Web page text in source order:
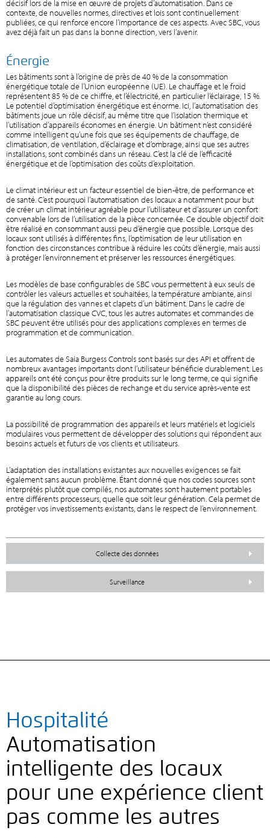
décisif lors de la mise en œuvre de projets d’automatisation. Dans ce
contexte, de nouvelles normes, directives et lois sont continuellement
publiées, ce qui renforce encore l’importance de ces aspects. Avec SBC, vous
avez déjà fait un pas dans la bonne direction, vers l’avenir.
Énergie
Les bâtiments sont à l’origine de près de 40 % de la consommation
énergétique totale de l’Union européenne (UE). Le chauffage et le froid
représentent 85 % de ce chiffre, et l’électricité, en particulier l’éclairage, 15 %.
Le potentiel d’optimisation énergétique est énorme. Ici, l’automatisation des
bâtiments joue un rôle décisif, au même titre que l’isolation thermique et
l’utilisation d’appareils économes en énergie. Un bâtiment n’est considéré
comme intelligent qu’une fois que ses équipements de chauffage, de
climatisation, de ventilation, d’éclairage et d’ombrage, ainsi que ses autres
installations, sont combinés dans un réseau. C’est la clé de l’efficacité
énergétique et de l’optimisation des coûts d’exploitation.
Le climat intérieur est un facteur essentiel de bien-être, de performance et
de santé. C’est pourquoi l’automatisation des locaux a notamment pour but
de créer un climat intérieur agréable pour l’utilisateur et d’assurer un confort
convenable lors de l’utilisation de la pièce concernée. Ce double objectif doit
être réalisé en consommant aussi peu d’énergie que possible. Lorsque des
locaux sont utilisés à différentes fins, l’optimisation de leur utilisation en
fonction des circonstances contribue à réduire les coûts d’énergie, mais aussi
à protéger l’environnement et préserver les ressources énergétiques.
Les modèles de base configurables de SBC vous permettent à eux seuls de
contrôler les valeurs actuelles et souhaitées, la température ambiante, ainsi
que la régulation des vannes et clapets d’un bâtiment. Dans le cadre de
l’automatisation classique CVC, tous les autres automates et commandes de
SBC peuvent être utilisés pour des applications complexes en termes de
programmation et de communication.
Les automates de Saia Burgess Controls sont basés sur des API et offrent de
nombreux avantages importants dont l’utilisateur bénéficie durablement. Les
appareils ont été conçus pour être produits sur le long terme, ce qui signifie
que la disponibilité des pièces de rechange et du service après-vente est
garantie au long cours.
La possibilité de programmation des appareils et leurs matériels et logiciels
modulaires vous permettent de développer des solutions qui répondent aux
besoins actuels et futurs de vos clients et utilisateurs.
L’adaptation des installations existantes aux nouvelles exigences se fait
également sans aucun problème. Étant donné que nos codes sources sont
interprétés plutôt que compilés, nos automates sont hautement portables
entre différents processeurs, quelle que soit leur génération. Cela permet de
protéger vos investissements existants, dans le respect de l’environnement.
Collecte des données
Surveillance
Hospitalité
Automatisation
intelligente des locaux
pour une expérience client
pas comme les autres